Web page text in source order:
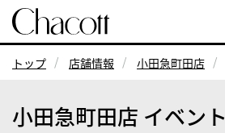
トップ 店舗情報 小田急町田店
小田急町田店 イベント